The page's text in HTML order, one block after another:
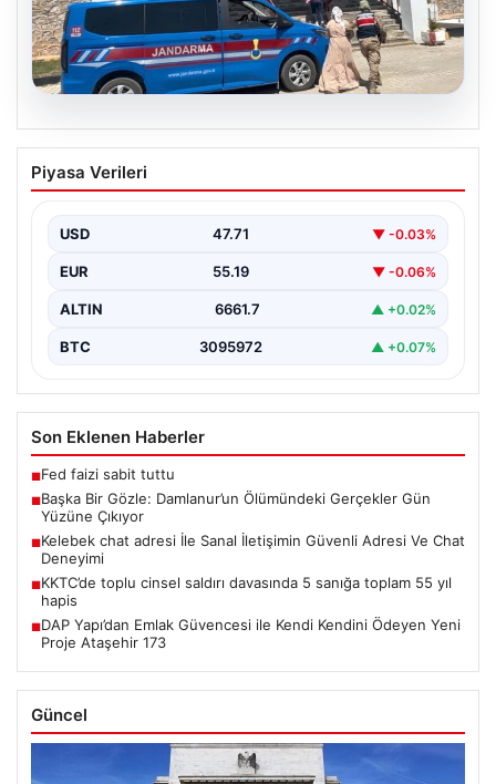
08.08.2026
Başka Bir Gözle: Damlanur’un
Ölümündeki Gerçekler Gün Yüzüne
Van’ın Başkale ilçesinde yaşanan ve uzun süredir
başladı.…
Piyasa Verileri
USD 47.71 ▼ -0.03%
EUR 55.19 ▼ -0.06%
ALTIN 6661.7 ▲ +0.02%
BTC 3095972 ▲ +0.07%
Son Eklenen Haberler
■Fed faizi sabit tuttu
■Başka Bir Gözle: Damlanur’un Ölümündeki Gerçekler Gün
Yüzüne Çıkıyor
■Kelebek chat adresi İle Sanal İletişimin Güvenli Adresi Ve Chat
Deneyimi
■KKTC’de toplu cinsel saldırı davasında 5 sanığa toplam 55 yıl
hapis
■DAP Yapı’dan Emlak Güvencesi ile Kendi Kendini Ödeyen Yeni
Proje Ataşehir 173
Güncel